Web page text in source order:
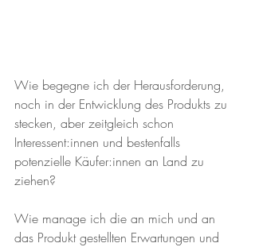
Wie begegne ich der Herausforderung,
noch in der Entwicklung des Produkts zu
stecken, aber zeitgleich schon
Interessent:innen und bestenfalls
potenzielle Käufer:innen an Land zu
ziehen?
Wie manage ich die an mich und an
das Produkt gestellten Erwartungen und